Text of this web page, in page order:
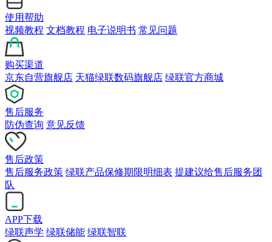
使用帮助
视频教程 文档教程 电子说明书 常见问题
购买渠道
京东自营旗舰店 天猫绿联数码旗舰店 绿联官方商城
售后服务
防伪查询 意见反馈
售后政策
售后服务政策 绿联产品保修期限明细表 提建议给售后服务团
队
APP下载
绿联声学 绿联储能 绿联智联